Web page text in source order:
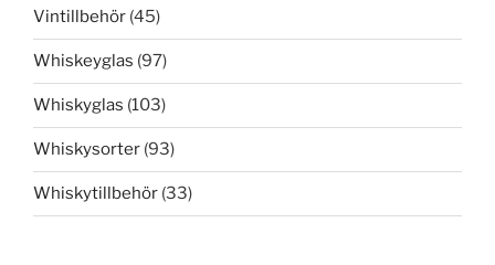
Vintillbehör (45)
Whiskeyglas (97)
Whiskyglas (103)
Whiskysorter (93)
Whiskytillbehör (33)